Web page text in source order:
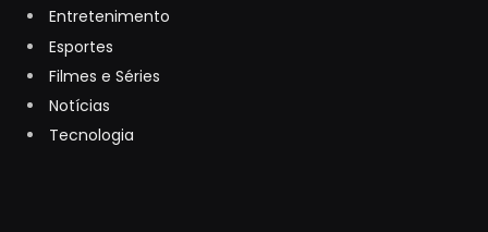
Entretenimento
Esportes
Filmes e Séries
Notícias
Tecnologia